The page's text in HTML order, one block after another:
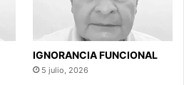
IGNORANCIA FUNCIONAL
5 julio, 2026